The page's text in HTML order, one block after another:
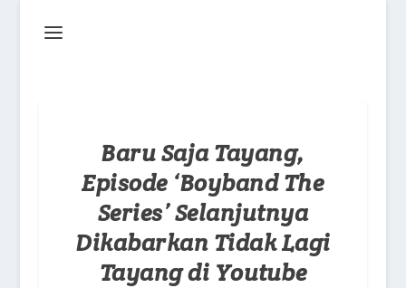
Baru Saja Tayang,
Episode ‘Boyband The
Series’ Selanjutnya
Dikabarkan Tidak Lagi
Tayang di Youtube